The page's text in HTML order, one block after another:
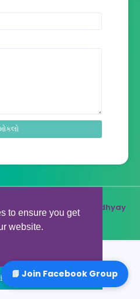
to ensure you get
website.
📘 Join Facebook Group
| Distributed By
Swadhyay
Group